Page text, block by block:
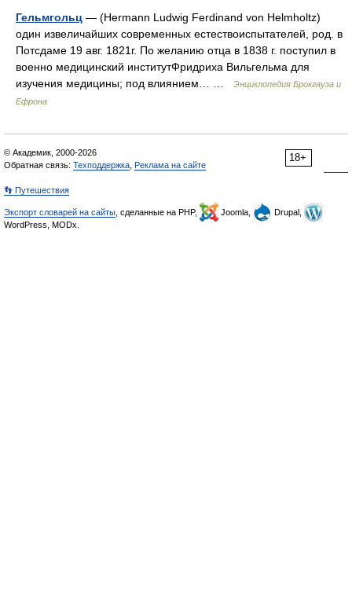
Гельмгольц — (Hermann Ludwig Ferdinand von Helmholtz)
один извеличайших современных естествоиспытателей, род. в
Потсдаме 19 авг. 1821г. По желанию отца в 1838 г. поступил в
военно медицинский институтФридриха Вильгельма для
изучения медицины; под влиянием… …
Энциклопедия Брокгауза и
Ефрона
18+
© Академик, 2000-2026
Обратная связь: Техподдержка Реклама на сайте
👣 Путешествия
Экспорт словарей на сайты , сделанные на PHP, Joomla,
Drupal,
WordPress, MODx.